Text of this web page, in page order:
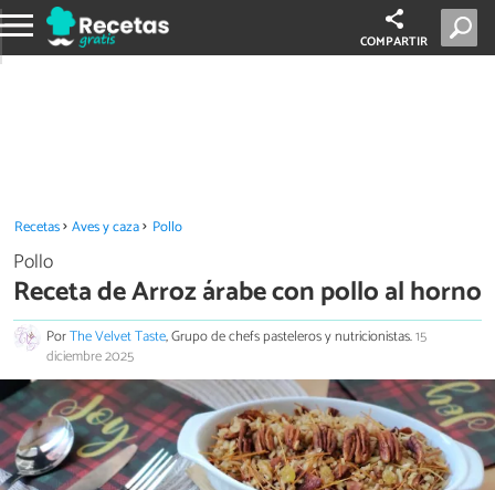
COMPARTIR
Recetas Aves y caza Pollo
Pollo
Receta de Arroz árabe con pollo al horno
PorThe Velvet Taste, Grupo de chefs pasteleros y nutricionistas.15
diciembre 2025